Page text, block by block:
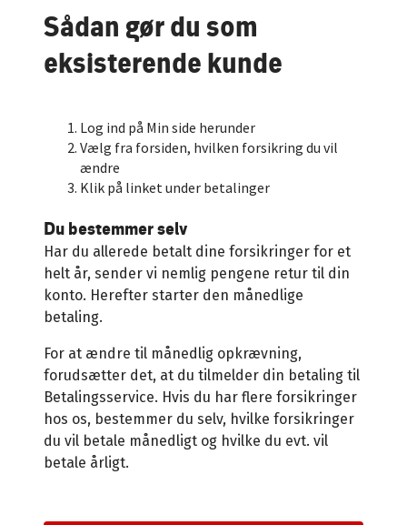
Sådan gør du som
eksisterende kunde
Log ind på Min side herunder
Vælg fra forsiden, hvilken forsikring du vil
ændre
Klik på linket under betalinger
Du bestemmer selv
Har du allerede betalt dine forsikringer for et
helt år, sender vi nemlig pengene retur til din
konto. Herefter starter den månedlige
betaling.
For at ændre til månedlig opkrævning,
forudsætter det, at du tilmelder din betaling til
Betalingsservice. Hvis du har flere forsikringer
hos os, bestemmer du selv, hvilke forsikringer
du vil betale månedligt og hvilke du evt. vil
betale årligt.